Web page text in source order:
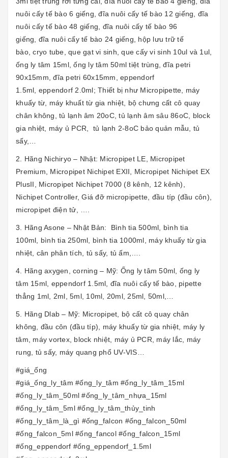
nuôi cấy tế bào 6 giếng, đĩa nuôi cấy tế bào 12 giếng, đĩa
nuôi cấy tế bào 48 giếng, đĩa nuôi cấy tế bào 96
giếng, đĩa nuôi cấy tế bào 24 giếng, hộp lưu trữ tế
bào, cryo tube, que gạt vi sinh, que cấy vi sinh 10ul và 1ul,
ống ly tâm 15ml, ống ly tâm 50ml tiệt trùng, đĩa petri
90x15mm, đĩa petri 60x15mm, eppendorf
1.5ml, eppendorf 2.0ml; Thiết bị như Micropipette, máy
khuấy từ, máy khuất từ gia nhiệt, bộ chưng cất cô quay
chân không, tủ lạnh âm 20oC, tủ lạnh âm sâu 86oC, block
gia nhiệt, máy ủ PCR, tủ lạnh 2-8oC bảo quản mẫu, tủ
sấy,…
2. Hãng Nichiryo – Nhật: Micropipet LE, Micropipet
Premium, Micropipet Nichipet EXII, Micropipet Nichipet EX
PlusII, Micropipet Nichipet 7000 (8 kênh, 12 kênh),
Nichipet Controller, Giá đỡ micropipette, đầu típ (đầu côn),
micropipet điện tử, ….
3. Hãng Asone – Nhật Bản: Bình tia 500ml, bình tia
100ml, bình tia 250ml, bình tia 1000ml, máy khuấy từ gia
nhiệt, cân phân tích, tủ sấy, tủ ấm,….
4. Hãng axygen, corning – Mỹ: Ống ly tâm 50ml, ống ly
tâm 15ml, eppendorf 1.5ml, đĩa nuôi cấy tế bào, pipette
thẳng 1ml, 2ml, 5ml, 10ml, 20ml, 25ml, 50ml,…
5. Hãng Dlab – Mỹ: Micropipet, bộ cất cô quay chân
không, đầu côn (đầu típ), máy khuấy từ gia nhiệt, máy ly
tâm, máy vortex, block nhiệt, máy ủ PCR, máy lắc, máy
rung, tủ sấy, máy quang phổ UV-VIS…
#giá_ống
#giá_ống_ly_tâm #ống_ly_tâm #ống_ly_tâm_15ml
#ống_ly_tâm_50ml #ống_ly_tâm_nhựa_15ml
#ống_ly_tâm_5ml #ống_ly_tâm_thủy_tinh
#ống_ly_tâm_là_gì #ống_falcon #ống_falcon_50ml
#ống_falcon_5ml #ống_fancol #ống_falcon_15ml
#ống_eppendorf #ống_eppendorf_1.5ml